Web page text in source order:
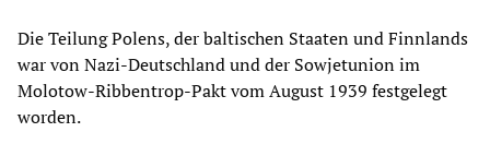
Die Teilung Polens, der baltischen Staaten und Finnlands
war von Nazi-Deutschland und der Sowjetunion im
Molotow-Ribbentrop-Pakt vom August 1939 festgelegt
worden.